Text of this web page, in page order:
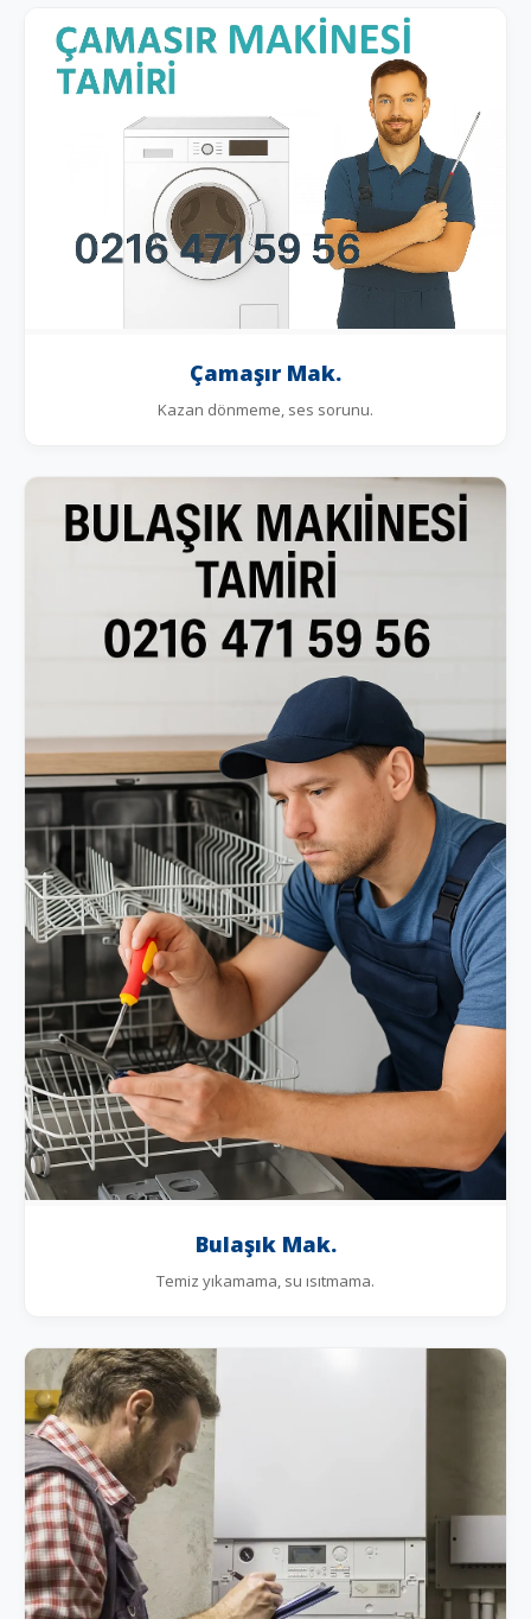
Çamaşır Mak.
Kazan dönmeme, ses sorunu.
Bulaşık Mak.
Temiz yıkamama, su ısıtmama.